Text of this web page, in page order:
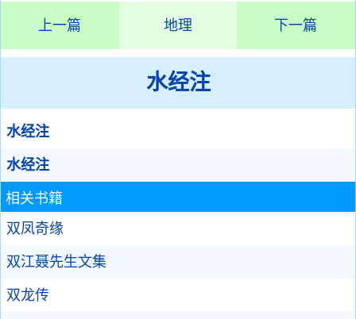
上一篇 地理 下一篇
水经注
水经注
水经注
相关书籍
双凤奇缘
双江聂先生文集
双龙传